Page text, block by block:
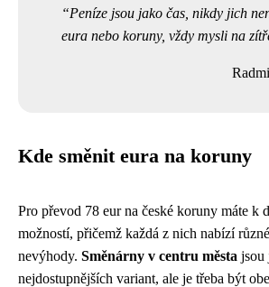
Peníze jsou jako čas, nikdy jich
eura nebo koruny, vždy mysli na
Kde směnit eura na koruny
Pro převod 78 eur na české koruny máte k
možností, přičemž každá z nich nabízí
nevýhody. Směnárny v centru města jsou
nejdostupnějších variant, ale je třeba být